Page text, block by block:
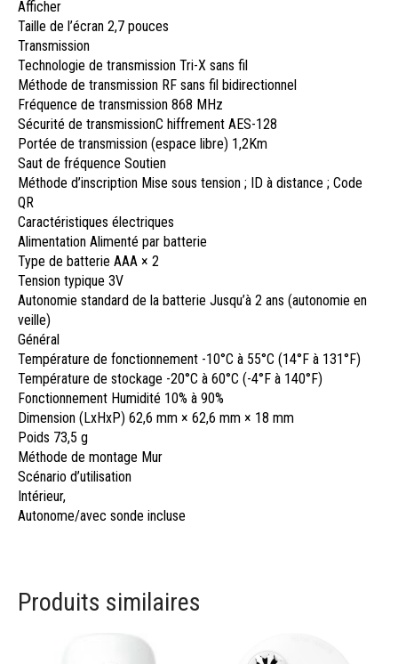
Afficher
Taille de l’écran 2,7 pouces
Transmission
Technologie de transmission Tri-X sans fil
Méthode de transmission RF sans fil bidirectionnel
Fréquence de transmission 868 MHz
Sécurité de transmissionC hiffrement AES-128
Portée de transmission (espace libre) 1,2Km
Saut de fréquence Soutien
Méthode d’inscription Mise sous tension ; ID à distance ; Code
QR
Caractéristiques électriques
Alimentation Alimenté par batterie
Type de batterie AAA × 2
Tension typique 3V
Autonomie standard de la batterie Jusqu’à 2 ans (autonomie en
veille)
Général
Température de fonctionnement -10°C à 55°C (14°F à 131°F)
Température de stockage -20°C à 60°C (-4°F à 140°F)
Fonctionnement Humidité 10% à 90%
Dimension (LxHxP) 62,6 mm × 62,6 mm × 18 mm
Poids 73,5 g
Méthode de montage Mur
Scénario d’utilisation
Intérieur,
Autonome/avec sonde incluse
Produits similaires